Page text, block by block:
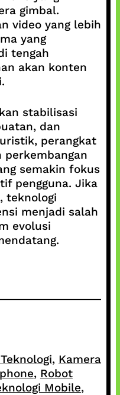
gimbal.
video yang lebih
yang
tengah
akan konten
stabilisasi
dan
perangkat
semakin fokus
pengguna. Jika
teknologi
menjadi salah
evolusi
, Kamera
, Robot
Mobile ,